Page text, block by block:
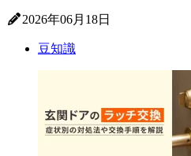
2026年06月18日
豆知識